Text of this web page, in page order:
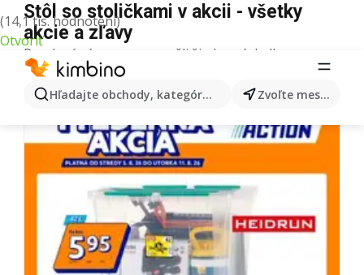
(14,1 tis. hodnotení)
Otvoriť
Hľadajte obchody, kategórie, produkty... Zvoľte mesto
Stôl so stoličkami v akcii - všetky
akcie a zľavy
Pre daný výraz sme nenašli žiadne výsledky.
Ďalšie letáky z kategórie